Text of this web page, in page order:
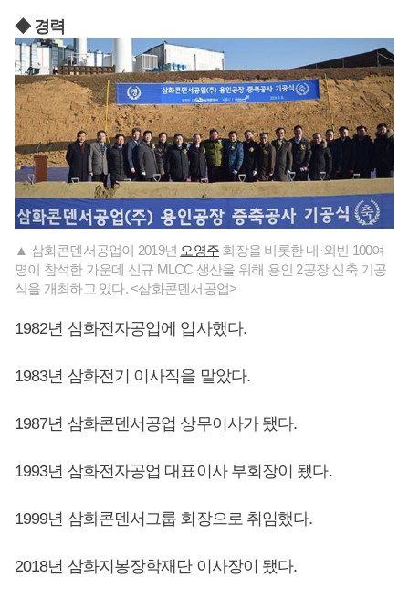
◆ 경력
▲ 삼화콘덴서공업이 2019년 오영주 회장을 비롯한 내·외빈 100여
명이 참석한 가운데 신규 MLCC 생산을 위해 용인 2공장 신축 기공
식을 개최하고 있다. <삼화콘덴서공업>
1982년 삼화전자공업에 입사했다.
1983년 삼화전기 이사직을 맡았다.
1987년 삼화콘덴서공업 상무이사가 됐다.
1993년 삼화전자공업 대표이사 부회장이 됐다.
1999년 삼화콘덴서그룹 회장으로 취임했다.
2018년 삼화지봉장학재단 이사장이 됐다.